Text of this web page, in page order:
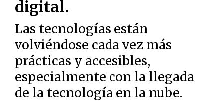
digital.
Las tecnologías están
volviéndose cada vez más
prácticas y accesibles,
especialmente con la llegada
de la tecnología en la nube.